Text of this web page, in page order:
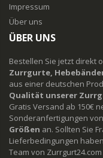
Impressum
Über uns
ÜBER UNS
Bestellen Sie jetzt direkt
Zurrgurte,
aus einer deutschen
Qualität unserer
Gratis Versand ab 150€
Sonderanfertigungen von
Größen an. Sollten Sie
Lieferbedingungen
Team von